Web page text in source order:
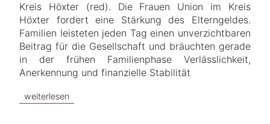
Kreis Höxter (red). Die Frauen Union im Kreis
Höxter fordert eine Stärkung des Elterngeldes.
Familien leisteten jeden Tag einen unverzichtbaren
Beitrag für die Gesellschaft und bräuchten gerade
in der frühen Familienphase Verlässlichkeit,
Anerkennung und finanzielle Stabilität
weiterlesen